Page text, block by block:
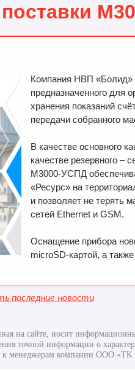
Компания НВП «Болид»
предназначенного для
хранения показаний
передачи собранного
В качестве основного
качестве резервного –
М3000-УСПД
«Ресурс» на
и позволяет не терять
сетей Ethernet и GSM.
Оснащение прибора
microSD-картой, а
последние новости
на сайте, носит
точной информации о
к менеджерам компании ООО «ТК